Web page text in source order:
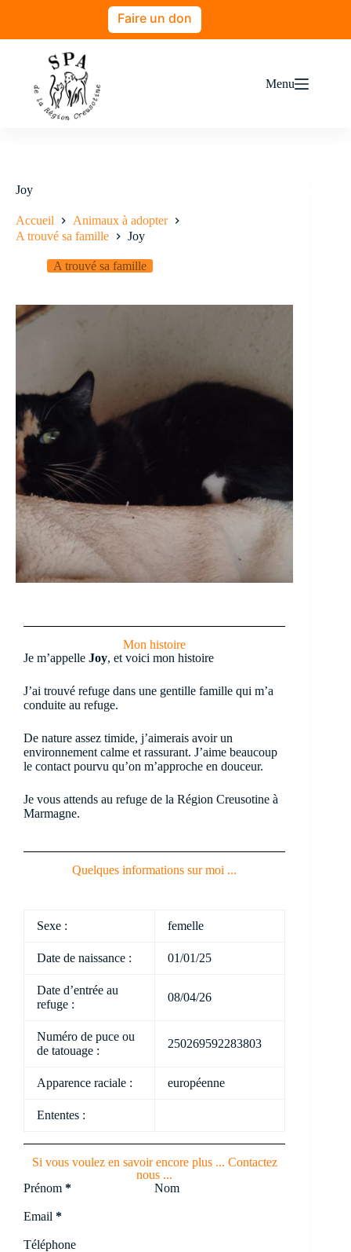
Faire un don
Menu
Joy
Accueil
Animaux à adopter
A trouvé sa famille
Joy
A trouvé sa famille
Mon histoire
Je m’appelle Joy, et voici mon histoire
J’ai trouvé refuge dans une gentille famille qui m’a
conduite au refuge.
De nature assez timide, j’aimerais avoir un
environnement calme et rassurant. J’aime beaucoup
le contact pourvu qu’on m’approche en douceur.
Je vous attends au refuge de la Région Creusotine à
Marmagne.
Quelques informations sur moi ...
Sexe : femelle
Date de naissance : 01/01/25
Date d’entrée au
refuge :
08/04/26
Numéro de puce ou
de tatouage :
250269592283803
Apparence raciale : européenne
Ententes :
Si vous voulez en savoir encore plus ... Contactez
nous ...
Section
Prénom * Nom
Email *
Téléphone